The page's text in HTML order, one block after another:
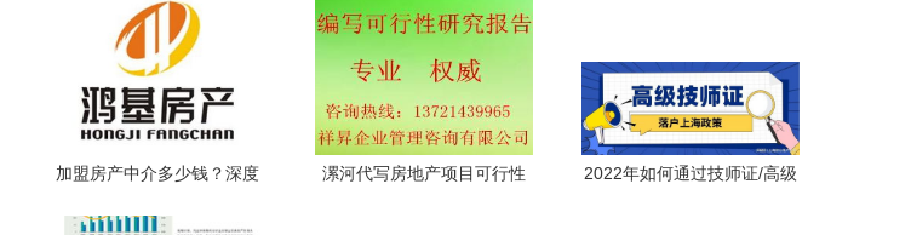
加盟房产中介多少钱？深度
漯河代写房地产项目可行性
2022年如何通过技师证/高级